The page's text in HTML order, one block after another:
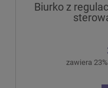
Biurko z
zawiera